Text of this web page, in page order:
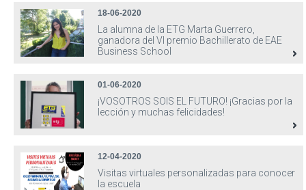
18-06-2020
La alumna de la ETG Marta Guerrero,
ganadora del VI premio Bachillerato de EAE
Business School
01-06-2020
¡VOSOTROS SOIS EL FUTURO! ¡Gracias por la
lección y muchas felicidades!
12-04-2020
Visitas virtuales personalizadas para conocer
la escuela